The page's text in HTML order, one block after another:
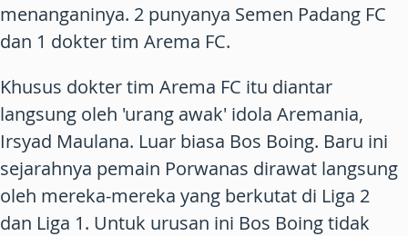
menanganinya. 2 punyanya Semen Padang FC
dan 1 dokter tim Arema FC.
Khusus dokter tim Arema FC itu diantar
langsung oleh 'urang awak' idola Aremania,
Irsyad Maulana. Luar biasa Bos Boing. Baru ini
sejarahnya pemain Porwanas dirawat langsung
oleh mereka-mereka yang berkutat di Liga 2
dan Liga 1. Untuk urusan ini Bos Boing tidak